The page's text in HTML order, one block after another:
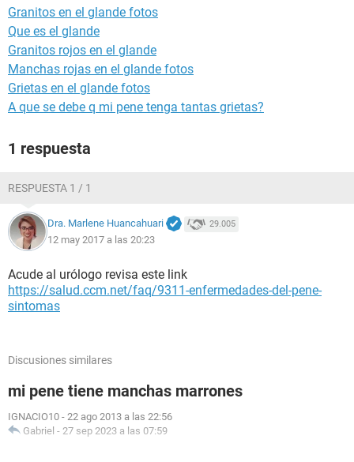
Granitos en el glande fotos
Que es el glande
Granitos rojos en el glande
Manchas rojas en el glande fotos
Grietas en el glande fotos
A que se debe q mi pene tenga tantas grietas?
1 respuesta
RESPUESTA 1 / 1
Dra. Marlene Huancahuari 29.005
12 may 2017 a las 20:23
Acude al urólogo revisa este link
https://salud.ccm.net/faq/9311-enfermedades-del-pene-
sintomas
Discusiones similares
mi pene tiene manchas marrones
IGNACIO10 - 22 ago 2013 a las 22:56
Gabriel - 27 sep 2023 a las 07:59